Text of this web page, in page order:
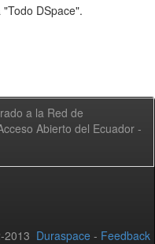
DSpace".
a la Red de
Abierto del Ecuador -
2013 Duraspace - Feedback